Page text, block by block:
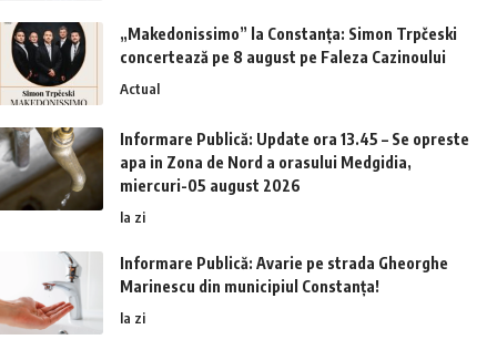
„Makedonissimo” la Constanța: Simon Trpčeski
concertează pe 8 august pe Faleza Cazinoului
Actual
Informare Publică: Update ora 13.45 – Se opreste
apa in Zona de Nord a orasului Medgidia,
miercuri-05 august 2026
la zi
Informare Publică: Avarie pe strada Gheorghe
Marinescu din municipiul Constanța!
la zi